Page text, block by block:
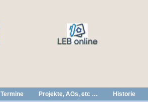
Termine Projekte, AGs, etc … Historie